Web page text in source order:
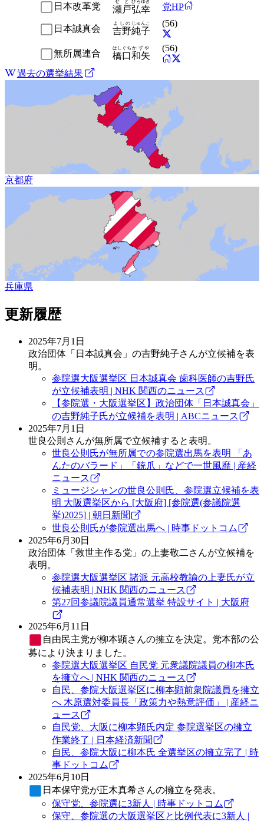
日本改革党 瀬戸
せと
弘幸
ひろゆき
党HP
日本誠真会 吉野
よしの
純子
じゅんこ (56)
無所属連合 橋口
はしぐち
和矢
かずや (56)
過去の選挙結果
京都府
兵庫県
更新履歴
2025年7月1日
政治団体「日本誠真会」の吉野純子さんが立候補を表
明。
参院選大阪選挙区 日本誠真会 歯科医師の吉野氏
が立候補表明 | NHK 関西のニュース
【参院選・大阪選挙区】政治団体「日本誠真会」
の吉野純子氏が立候補を表明 | ABCニュース
2025年7月1日
世良公則さんが無所属で立候補すると表明。
世良公則氏が無所属での参院選出馬を表明 「あ
んたのバラード」「銃爪」などで一世風靡 | 産経
ニュース
ミュージシャンの世良公則氏、参院選立候補を表
明 大阪選挙区から [大阪府] [参院選(参議院選
挙)2025] | 朝日新聞
世良公則氏が参院選出馬へ | 時事ドットコム
2025年6月30日
政治団体「救世主作る党」の上妻敬二さんが立候補を
表明。
参院選大阪選挙区 諸派 元高校教諭の上妻氏が立
候補表明 | NHK 関西のニュース
第27回参議院議員通常選挙 特設サイト | 大阪府
2025年6月11日
自由民主党が柳本顕さんの擁立を決定。党本部の公
募により決まりました。
参院選大阪選挙区 自民党 元衆議院議員の柳本氏
を擁立へ | NHK 関西のニュース
自民、参院大阪選挙区に柳本顕前衆院議員を擁立
へ 木原選対委員長「政策力や熱意評価」 | 産経ニ
ュース
自民党、大阪に柳本顕氏内定 参院選挙区の擁立
作業終了 | 日本経済新聞
自民、参院大阪に柳本氏 全選挙区の擁立完了 | 時
事ドットコム
2025年6月10日
日本保守党が正木真希さんの擁立を発表。
保守党、参院選に3新人 | 時事ドットコム
保守、参院選の大阪選挙区と比例代表に3新人 |